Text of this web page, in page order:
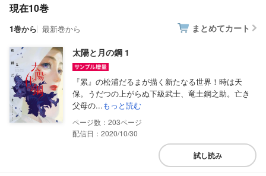
現在10巻
1巻から 最新巻から まとめてカート
太陽と月の鋼 1
『累』の松浦だるまが描く新たなる世界！時は天
保。うだつの上がらぬ下級武士、竜土鋼之助。亡き
父母の...もっと読む
203
配信日：2020/10/30
試し読み